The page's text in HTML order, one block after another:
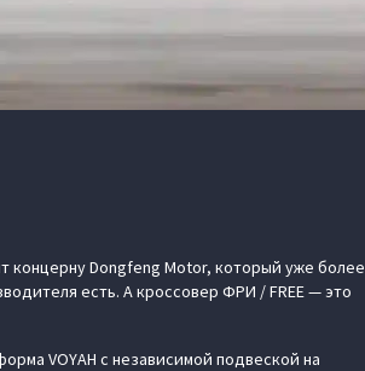
концерну Dongfeng Motor, который уже более
есть. А кроссовер ФРИ / FREE — это
VOYAH с независимой подвеской на